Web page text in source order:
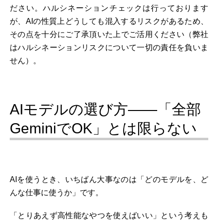
ださい。ハルシネーションチェックは行っております
が、AIの性質上どうしても混入するリスクがあるため、
その点を十分にご了承頂いた上でご活用ください（弊社
はハルシネーションリスクについて一切の責任を負いま
せん）。
AIモデルの選び方――「全部
GeminiでOK」とは限らない
AIを使うとき、いちばん大事なのは「どのモデルを、ど
んな仕事に使うか」です。
「とりあえず高性能なやつを使えばいい」という考えも